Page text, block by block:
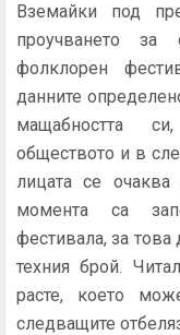
Вземайки под
проучването за
фолклорен
данните
мащабността
обществото и в
лицата се очаква
момента са
фестивала, за това
техния брой.
расте, което
следващите